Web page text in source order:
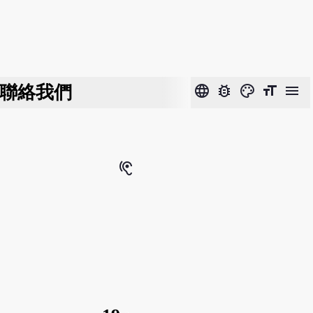
聯絡我們 language bug_report color_lens format_size menu
hearing